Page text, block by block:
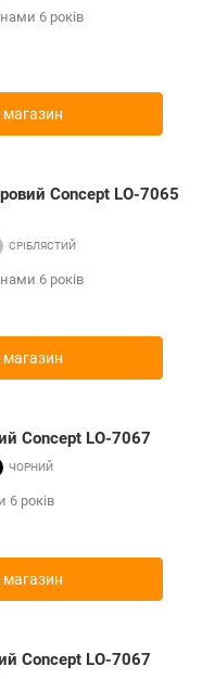
6 років
магазин
Concept LO-7065
6 років
магазин
Concept LO-7067
6 років
магазин
Concept LO-7067